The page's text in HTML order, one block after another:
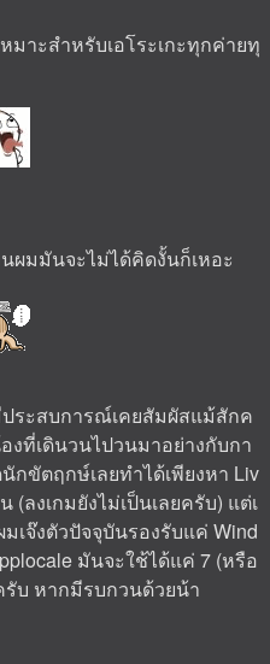
มาะสำหรับเอโระเกะทุกค่ายทุ
ผมมันจะไม่ได้คิดงั้นก็เหอะ
ระสบการณ์เคยสัมผัสแม้สักค
งที่เดินวนไปวนมาอย่างกับกา
กขัตฤกษ์เลยทำได้เพียงหา Liv
ลงเกมยังไม่เป็นเลยครับ) แต่เ
เจ๊งตัวปัจจุบันรองรับแค่ Wind
มันจะใช้ได้แค่ 7 (หรือ
รับ หากมีรบกวนด้วยน้า